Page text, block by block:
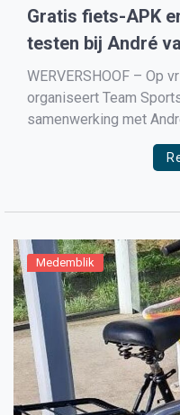
Gratis fiets-APK
testen bij André
Wervershoof
WERVERSHOOF – Op
organiseert Team
samenwerking met
middag waar 65+’ers
verschillende fietsen
Medemblik